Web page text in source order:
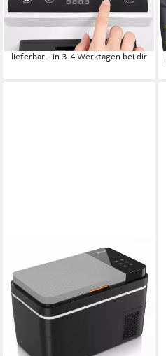
19,18 €
mtl. in 12 Raten
-35%
lieferbar - in 3-4 Werktagen bei dir